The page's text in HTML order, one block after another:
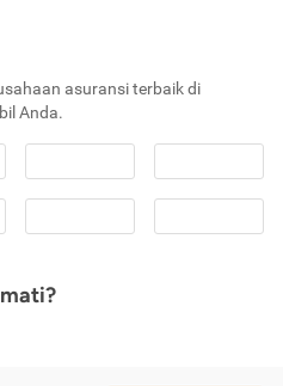
asuransi terbaik di
Anda.